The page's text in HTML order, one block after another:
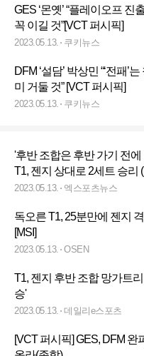
GES ‘몬옛’ “플레이오프 진
꼭 이길 것”[VCT 퍼시픽]
2023.05.13. 쿠키뉴스
DFM ‘설담’ 박상민 “‘전패’
미 거둘 것” [VCT 퍼시픽]
2023.05.13. 쿠키뉴스
'후반 조합은 후반 가기 전
T1, 젠지 상대로 2세트 승리
2023.05.13. 엑스포츠뉴스
독오른 T1, 25분만에 젠지
[MSI]
2023.05.13. OSEN
T1, 젠지 후반 조합 망가트
승'
2023.05.13. 데일리e스포츠
[VCT 퍼시픽] GES, DFM 완